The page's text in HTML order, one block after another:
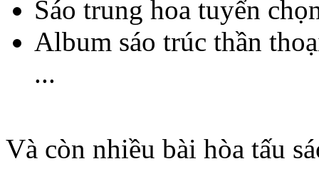
Sáo trung hoa tuyển
Album sáo trúc thần
...
Và còn nhiều bài hòa tấu